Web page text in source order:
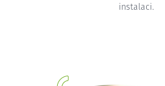
instalaci.